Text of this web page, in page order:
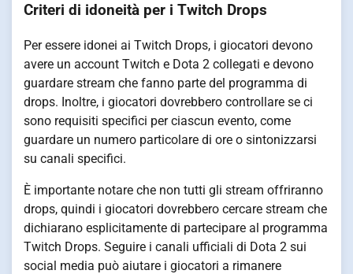
Criteri di idoneità per i Twitch Drops
Per essere idonei ai Twitch Drops, i giocatori devono
avere un account Twitch e Dota 2 collegati e devono
guardare stream che fanno parte del programma di
drops. Inoltre, i giocatori dovrebbero controllare se ci
sono requisiti specifici per ciascun evento, come
guardare un numero particolare di ore o sintonizzarsi
su canali specifici.
È importante notare che non tutti gli stream offriranno
drops, quindi i giocatori dovrebbero cercare stream che
dichiarano esplicitamente di partecipare al programma
Twitch Drops. Seguire i canali ufficiali di Dota 2 sui
social media può aiutare i giocatori a rimanere